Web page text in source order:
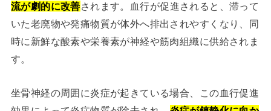
流が劇的に改善されます。血行が促進されると、滞って
いた老廃物や発痛物質が体外へ排出されやすくなり、同
時に新鮮な酸素や栄養素が神経や筋肉組織に供給されま
す。
坐骨神経の周囲に炎症が起きている場合、この血行促進